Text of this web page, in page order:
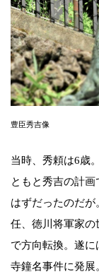
豊臣秀吉像
当時、秀頼は6歳
ともと秀吉の計
はずだったのだ
任、徳川将軍家
で方向転換。遂
寺鐘名事件に発